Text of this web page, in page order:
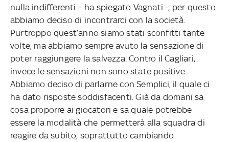
nulla indifferenti – ha spiegato Vagnati -, per questo
abbiamo deciso di incontrarci con la società.
Purtroppo quest’anno siamo stati sconfitti tante
volte, ma abbiamo sempre avuto la sensazione di
poter raggiungere la salvezza. Contro il Cagliari,
invece le sensazioni non sono state positive.
Abbiamo deciso di parlarne con Semplici, il quale ci
ha dato risposte soddisfacenti. Già da domani sa
cosa proporre ai giocatori e sa quale potrebbe
essere la modalità che permetterà alla squadra di
reagire da subito, soprattutto cambiando